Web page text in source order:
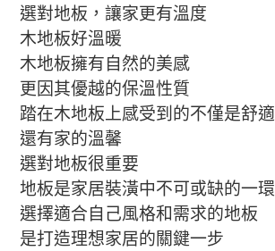
選對地板，讓家更有溫度
木地板好溫暖
木地板擁有自然的美感
更因其優越的保溫性質
踏在木地板上感受到的不僅是舒適
還有家的溫馨
選對地板很重要
地板是家居裝潢中不可或缺的一環
選擇適合自己風格和需求的地板
是打造理想家居的關鍵一步